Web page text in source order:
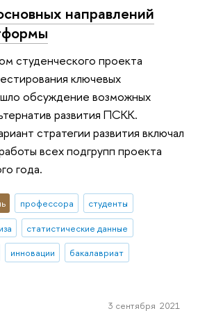
направлений
студенческого проекта
ключевых
обсуждение возможных
развития ПСКК.
стратегии развития включал
всех подгрупп проекта
года.
профессора
студенты
статистические данные
инновации
бакалавриат
3 сентября 2021